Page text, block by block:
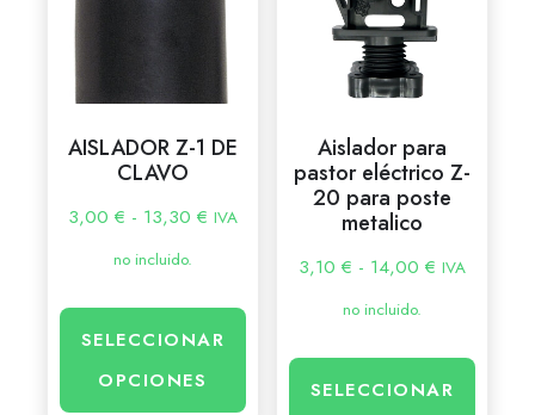
AISLADOR Z-1 DE
CLAVO
3,00 € - 13,30 € IVA
no incluido.
SELECCIONAR
OPCIONES
Aislador para
pastor eléctrico Z-
20 para poste
metalico
3,10€ - 14,00€ IVA
no incluido.
SELECCIONAR